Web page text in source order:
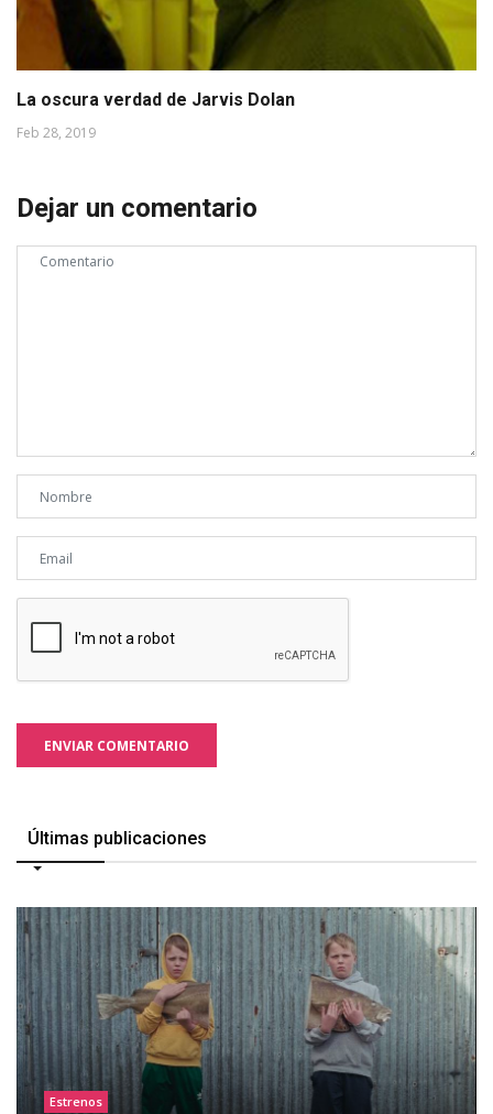
La oscura verdad de Jarvis Dolan
Feb 28, 2019
Dejar un comentario
ENVIAR COMENTARIO
Últimas publicaciones
Estrenos